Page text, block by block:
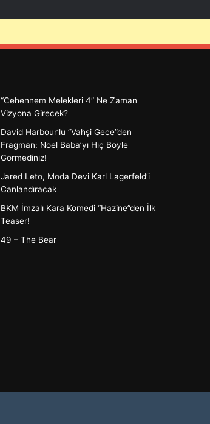
“Cehennem Melekleri 4” Ne Zaman
Vizyona Girecek?
David Harbour’lu “Vahşi Gece”den
Fragman: Noel Baba’yı Hiç Böyle
Görmediniz!
Jared Leto, Moda Devi Karl Lagerfeld’i
Canlandıracak
BKM İmzalı Kara Komedi “Hazine”den İlk
Teaser!
49 – The Bear